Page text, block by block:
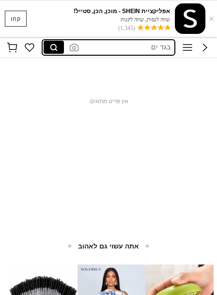
קחו ×
אפליקציית SHEIN - מוכן, הכן, סטייל!
שווה לנסות, שווה לקנות
(1,345)
סקוישים
anewsta שמלות
בגד ים
אין פריט מתאים.
אתה עשוי גם לאהוב